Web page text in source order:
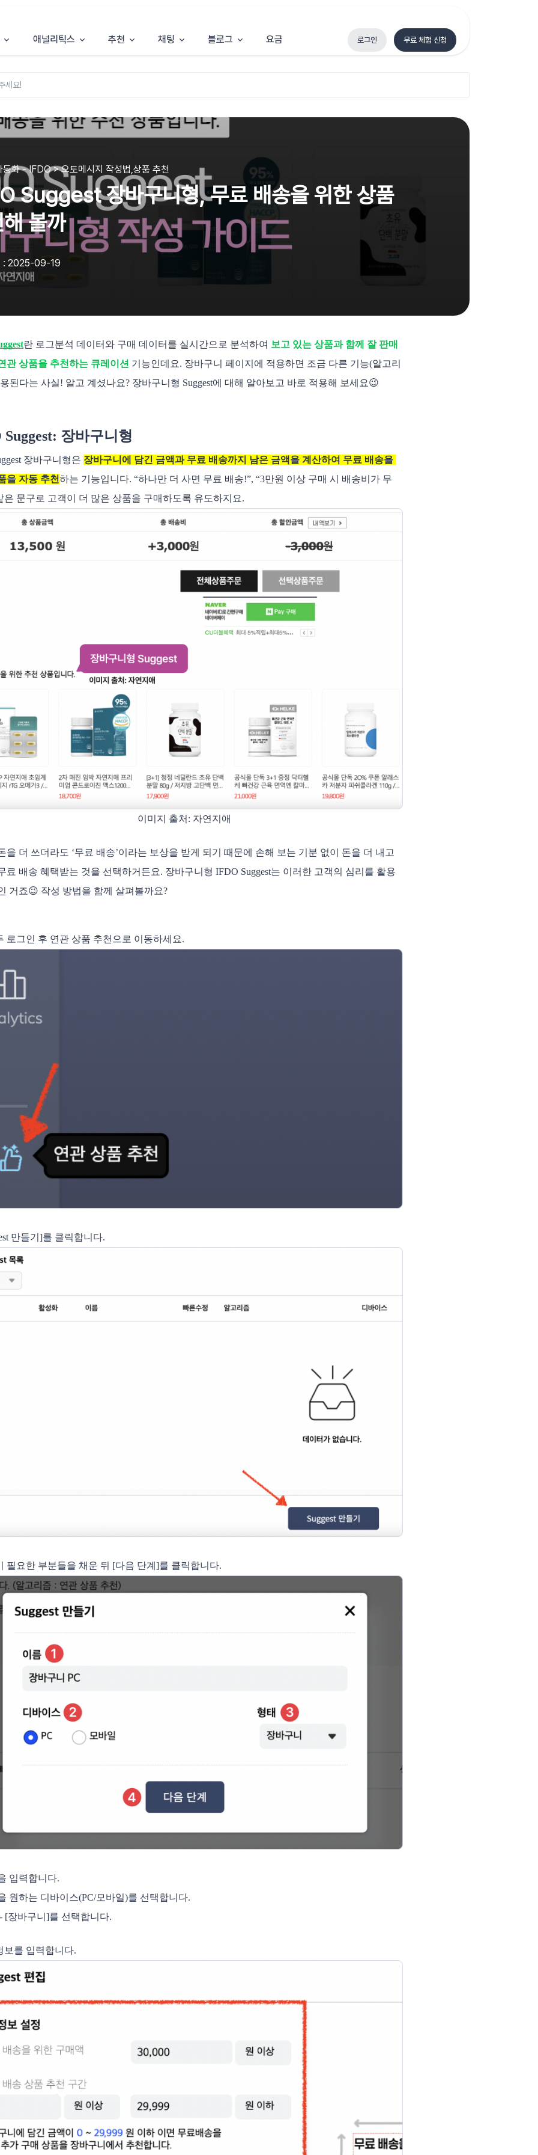
애널리틱스 추천 채팅 블로그 요금 로그인 무료 체험 신청
동화 - IFDO > 오토메시지 작성법,상품 추천
Suggest 장바구니형, 무료 배송을 위한 상품
볼까
: 2025-09-19
란 로그분석 데이터와 구매 데이터를 실시간으로 분석하여 보고 있는 상품과 함께 잘 판매
관 상품을 추천하는 큐레이션 기능인데요. 장바구니 페이지에 적용하면 조금 다른 기능(알고리
된다는 사실! 알고 계셨나요? 장바구니형 Suggest에 대해 알아보고 바로 적용해 보세요😉
장바구니형
장바구니형은 장바구니에 담긴 금액과 무료 배송까지 남은 금액을 계산하여 무료 배송을
을 자동 추천하는 기능입니다. “하나만 더 사면 무료 배송!”, “3만원 이상 구매 시 배송비가 무
은 문구로 고객이 더 많은 상품을 구매하도록 유도하지요.
이미지 출처: 자연지애
을 더 쓰더라도 ‘무료 배송’이라는 보상을 받게 되기 때문에 손해 보는 기분 없이 돈을 더 내고
료 배송 혜택받는 것을 선택하거든요. 장바구니형 IFDO Suggest는 이러한 고객의 심리를 활용
거죠😉 작성 방법을 함께 살펴볼까요?
로그인 후 연관 상품 추천으로 이동하세요.
만들기]를 클릭합니다.
필요한 부분들을 채운 뒤 [다음 단계]를 클릭합니다.
입력합니다.
원하는 디바이스(PC/모바일)를 선택합니다.
장바구니]를 선택합니다.
보를 입력합니다.